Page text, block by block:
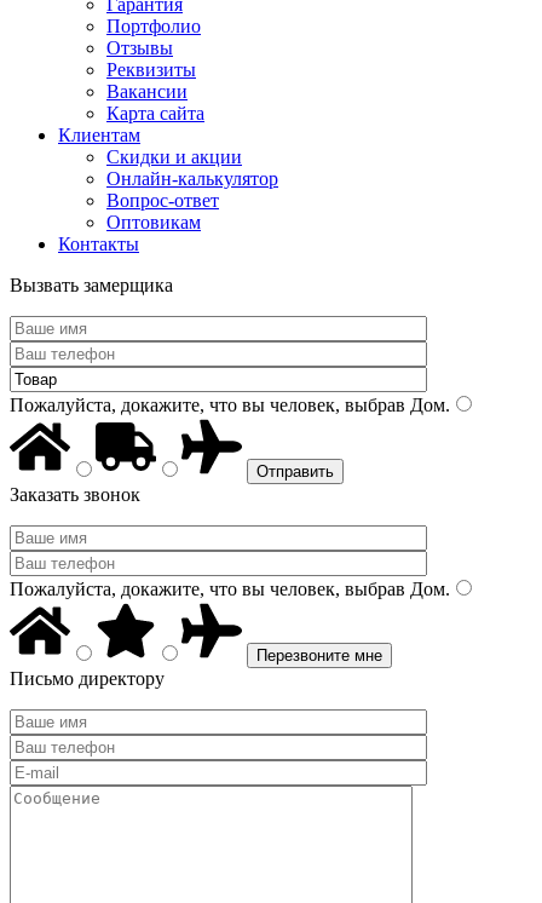
Гарантия
Портфолио
Отзывы
Реквизиты
Вакансии
Карта сайта
Клиентам
Скидки и акции
Онлайн-калькулятор
Вопрос-ответ
Оптовикам
Контакты
Вызвать замерщика
Пожалуйста, докажите, что вы человек, выбрав Дом.
Заказать звонок
Пожалуйста, докажите, что вы человек, выбрав Дом.
Письмо директору